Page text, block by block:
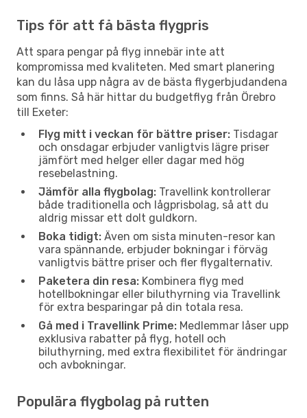
Tips för att få bästa flygpris
Att spara pengar på flyg innebär inte att
kompromissa med kvaliteten. Med smart planering
kan du låsa upp några av de bästa flygerbjudandena
som finns. Så här hittar du budgetflyg från Örebro
till Exeter:
Flyg mitt i veckan för bättre priser: Tisdagar
och onsdagar erbjuder vanligtvis lägre priser
jämfört med helger eller dagar med hög
resebelastning.
Jämför alla flygbolag: Travellink kontrollerar
både traditionella och lågprisbolag, så att du
aldrig missar ett dolt guldkorn.
Boka tidigt: Även om sista minuten-resor kan
vara spännande, erbjuder bokningar i förväg
vanligtvis bättre priser och fler flygalternativ.
Paketera din resa: Kombinera flyg med
hotellbokningar eller biluthyrning via Travellink
för extra besparingar på din totala resa.
Gå med i Travellink Prime: Medlemmar låser upp
exklusiva rabatter på flyg, hotell och
biluthyrning, med extra flexibilitet för ändringar
och avbokningar.
Populära flygbolag på rutten